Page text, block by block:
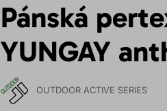
Pánská
YUNGAY
OUTDOOR ACTIVE SERIES